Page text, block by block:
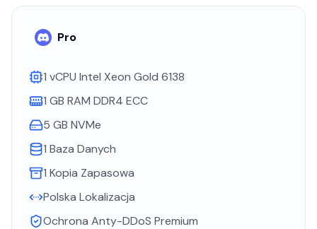
Pro
1 vCPU Intel Xeon Gold 6138
1 GB RAM DDR4 ECC
5 GB NVMe
1 Baza Danych
1 Kopia Zapasowa
Polska Lokalizacja
Ochrona Anty-DDoS Premium